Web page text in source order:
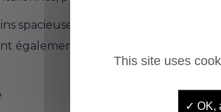
spacieuse avec ou baignoire ou
également un bidet), sèche-
This site uses
OK,